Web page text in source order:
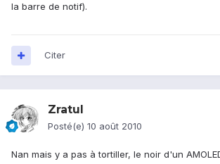
la barre de notif).
Citer
Zratul
Posté(e) 10 août 2010
Nan mais y a pas à tortiller, le noir d'un